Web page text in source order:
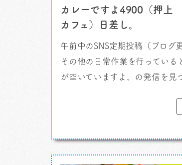
カレーですよ4900（押上
カフェ）日差し。
午前中のSNS定期投稿（ブログ
その他の日常作業を行っている
が空いていますよ、の発信を見
あの行列店だよ、おやこれは珍
は、とすぐさま腰を上げて押上
とに。近くてうれしいねえ。